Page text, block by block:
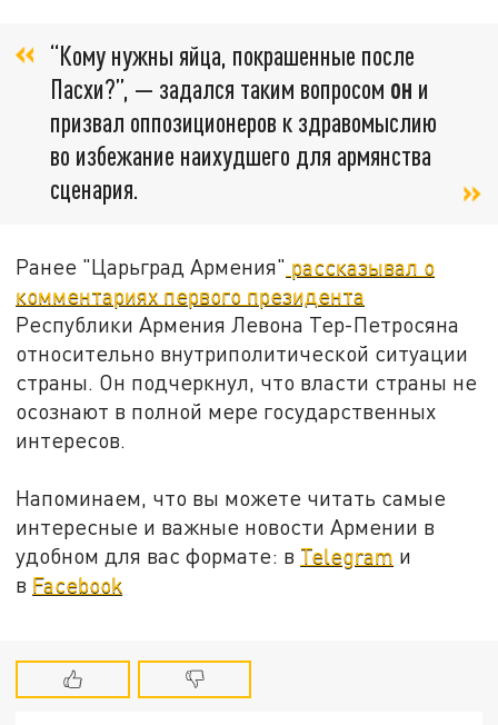
“Кому нужны яйца, покрашенные после
Пасхи?”, — задался таким вопросом он и
призвал оппозиционеров к здравомыслию
во избежание наихудшего для армянства
сценария.
Ранее "Царьград Армения" рассказывал о
комментариях первого президента
Республики Армения Левона Тер-Петросяна
относительно внутриполитической ситуации
страны. Он подчеркнул, что власти страны не
осознают в полной мере государственных
интересов.
Напоминаем, что вы можете читать самые
интересные и важные новости Армении в
удобном для вас формате: в Telegram и
в Facebook